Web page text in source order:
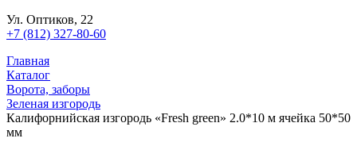
Ул. Оптиков, 22
+7 (812) 327-80-60
Главная
Каталог
Ворота, заборы
Зеленая изгородь
Калифорнийская изгородь «Fresh green» 2.0*10 м ячейка 50*50
мм